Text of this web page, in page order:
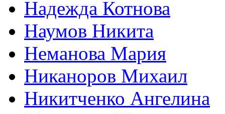
Надежда Котнова
Наумов Никита
Неманова Мария
Никаноров Михаил
Никитченко Ангелина